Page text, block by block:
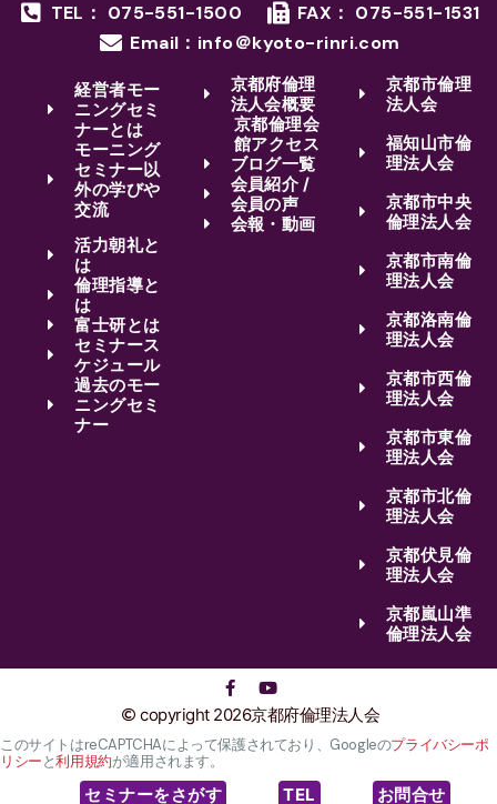
TEL： 075-551-1500
FAX： 075-551-1531
Email：info＠kyoto-rinri.com
経営者モー
ニングセミ
ナーとは
モーニング
セミナー以
外の学びや
交流
活力朝礼と
は
倫理指導と
は
富士研とは
セミナース
ケジュール
過去のモー
ニングセミ
ナー
京都府倫理
法人会概要
京都倫理会
館アクセス
ブログ一覧
会員紹介 /
会員の声
会報・動画
京都市倫理
法人会
福知山市倫
理法人会
京都市中央
倫理法人会
京都市南倫
理法人会
京都洛南倫
理法人会
京都市西倫
理法人会
京都市東倫
理法人会
京都市北倫
理法人会
京都伏見倫
理法人会
京都嵐山準
倫理法人会
copyright 2026京都府倫理法人会
このサイトはreCAPTCHAによって保護されており、Googleのプライバシーポ
リシーと利用規約が適用されます。
セミナーをさがす TEL お問合せ